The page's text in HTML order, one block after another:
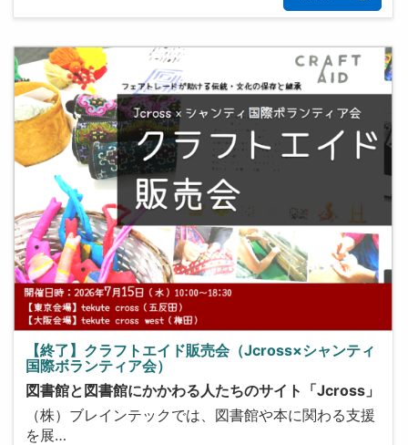
【終了】クラフトエイド販売会（Jcross×シャンティ
国際ボランティア会）
図書館と図書館にかかわる人たちのサイト「Jcross」
（株）ブレインテックでは、図書館や本に関わる支援
を展…